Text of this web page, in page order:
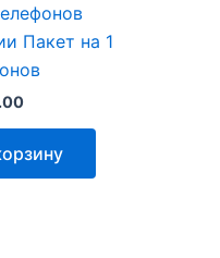
Пакет на 1